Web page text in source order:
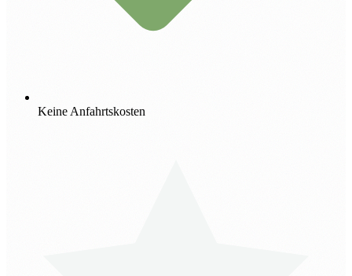
Keine Anfahrtskosten